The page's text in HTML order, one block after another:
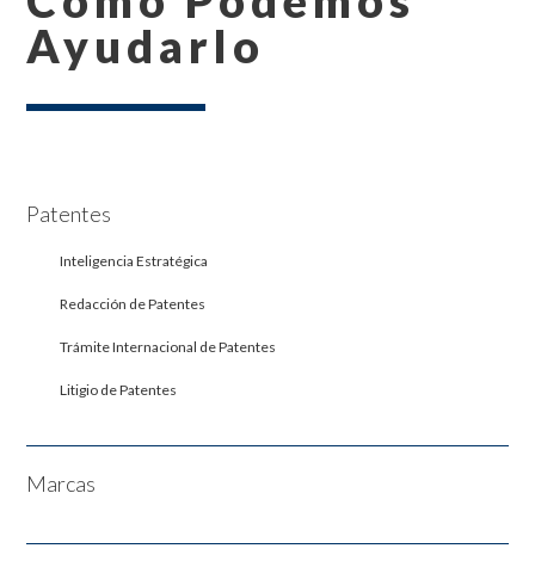
Ayudarlo
Patentes
Inteligencia Estratégica
Redacción de Patentes
Trámite Internacional de Patentes
Litigio de Patentes
Marcas